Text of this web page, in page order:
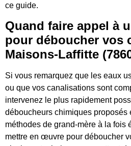
ce guide.
Quand faire appel à
pour déboucher vos
Maisons-Laffitte
Si vous remarquez que les eaux
ou que vos canalisations sont
intervenez le plus rapidement
déboucheurs chimiques proposés
méthodes de grand-mère à la fois
mettre en œuvre pour déboucher